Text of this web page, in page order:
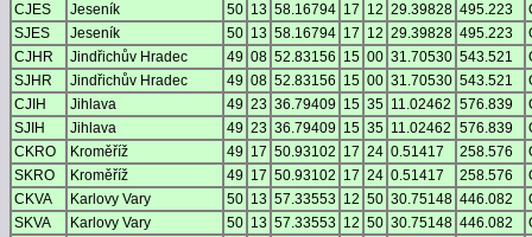
CJES
Jeseník 50 13 58.16794 17 12 29.39828 495.223
SJES
Jeseník 50 13 58.16794 17 12 29.39828 495.223
CJHR
Jindřichův Hradec 49 08 52.83156 15 00 31.70530 543.521
SJHR
Jindřichův Hradec 49 08 52.83156 15 00 31.70530 543.521
CJIH
Jihlava 49 23 36.79409 15 35 11.02462 576.839
SJIH
Jihlava 49 23 36.79409 15 35 11.02462 576.839
CKRO
Kroměříž 49 17 50.93102 17 24 0.51417 258.576
SKRO
Kroměříž 49 17 50.93102 17 24 0.51417 258.576
CKVA
Karlovy Vary 50 13 57.33553 12 50 30.75148 446.082
SKVA
Karlovy Vary 50 13 57.33553 12 50 30.75148 446.082